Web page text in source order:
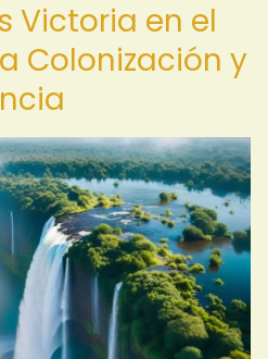
Victoria en el
Colonización y